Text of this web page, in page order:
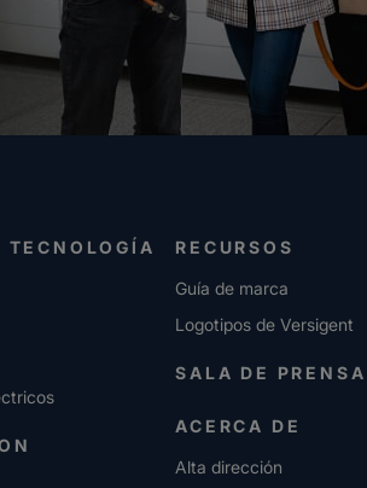
TECNOLOGÍA
RECURSOS
Guía de marca
Logotipos de Versigent
SALA DE PRENSA
ACERCA DE
Alta dirección